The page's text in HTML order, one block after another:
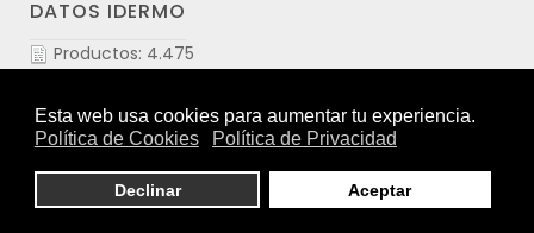
DATOS IDERMO
Productos: 4.475
Laboratorios: 109
Marcas: 413